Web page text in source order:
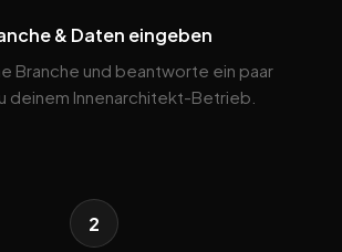
& Daten eingeben
Branche und beantworte ein paar
deinem Innenarchitekt-Betrieb.
2